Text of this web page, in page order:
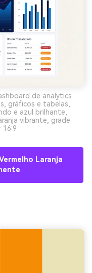
de analytics
gráficos e tabelas,
e azul brilhante,
vibrante, grade
16:9
Laranja